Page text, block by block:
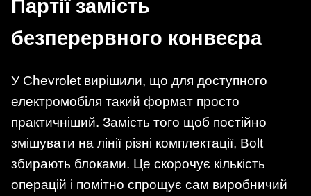
Партії замість
безперервного конвеєра
У Chevrolet вирішили, що для доступного
електромобіля такий формат просто
практичніший. Замість того щоб постійно
змішувати на лінії різні комплектації, Bolt
збирають блоками. Це скорочує кількість
операцій і помітно спрощує сам виробничий